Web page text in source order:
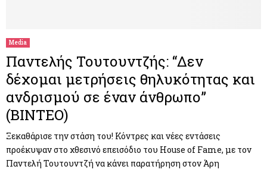
Media
Παντελής Τουτουντζής: “Δεν
δέχομαι μετρήσεις θηλυκότητας και
ανδρισμού σε έναν άνθρωπο”
(ΒΙΝΤΕΟ)
Ξεκαθάρισε την στάση του! Κόντρες και νέες εντάσεις
προέκυψαν στο χθεσινό επεισόδιο του House of Fame, με τον
Παντελή Τουτουντζή να κάνει παρατήρηση στον Άρη